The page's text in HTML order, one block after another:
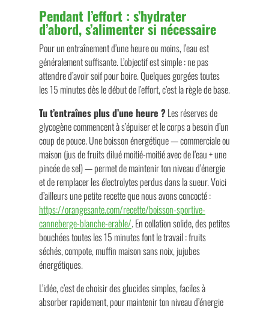
Pendant l’effort : s’hydrater
d’abord, s’alimenter si nécessaire
Pour un entraînement d’une heure ou moins, l’eau est
généralement suffisante. L’objectif est simple : ne pas
attendre d’avoir soif pour boire. Quelques gorgées toutes
les 15 minutes dès le début de l’effort, c’est la règle de base.
Tu t’entraînes plus d’une heure ?Les réserves de
glycogène commencent à s’épuiser et le corps a besoin d’un
coup de pouce. Une boisson énergétique — commerciale ou
maison (jus de fruits dilué moitié-moitié avec de l’eau + une
pincée de sel) — permet de maintenir ton niveau d’énergie
et de remplacer les électrolytes perdus dans la sueur. Voici
d’ailleurs une petite recette que nous avons concocté :
https://orangesante.com/recette/boisson-sportive-
canneberge-blanche-erable/. En collation solide, des petites
bouchées toutes les 15 minutes font le travail : fruits
séchés, compote, muffin maison sans noix, jujubes
énergétiques.
L’idée, c’est de choisir des glucides simples, faciles à
absorber rapidement, pour maintenir ton niveau d’énergie